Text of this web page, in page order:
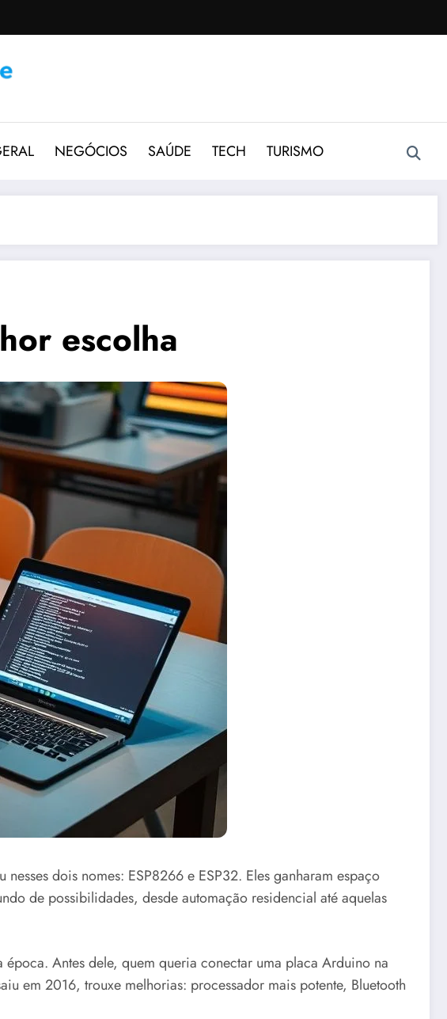
NEGÓCIOS SAÚDE TECH TURISMO
escolha
dois nomes: ESP8266 e ESP32. Eles ganharam espaço
de possibilidades, desde automação residencial até aquelas
Antes dele, quem queria conectar uma placa Arduino na
em 2016, trouxe melhorias: processador mais potente, Bluetooth